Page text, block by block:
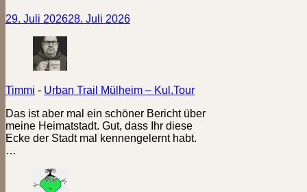
29. Juli 202628. Juli 2026
Timmi - Urban Trail Mülheim – Kul.Tour
Das ist aber mal ein schöner Bericht über
meine Heimatstadt. Gut, dass Ihr diese
Ecke der Stadt mal kennengelernt habt.
…